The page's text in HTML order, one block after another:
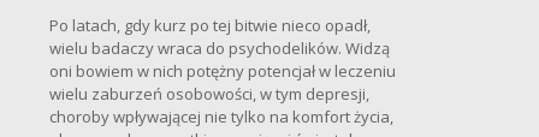
Po latach, gdy kurz po tej bitwie nieco opadł,
wielu badaczy wraca do psychodelików. Widzą
oni bowiem w nich potężny potencjał w leczeniu
wielu zaburzeń osobowości, w tym depresji,
choroby wpływającej nie tylko na komfort życia,